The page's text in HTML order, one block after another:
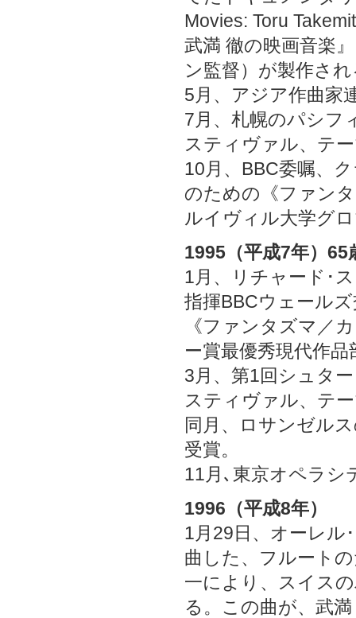
Movies: Toru
武満 徹の映画音楽
ン監督）が製作さ
5月、アジア作曲家
7月、札幌のパシフ
スティヴァル、テ
10月、BBC委嘱、
のための《ファン
ルイヴィル大学グ
1995（平成7年）65
1月、リチャード･
指揮BBCウェール
《ファンタズマ／
ー賞最優秀現代作
3月、第1回シュタ
スティヴァル、テ
同月、ロサンゼル
受賞。
11月､東京オペラシ
1996（平成8年）
1月29日、オーレル
曲した、フルート
一により、スイス
る。この曲が、武